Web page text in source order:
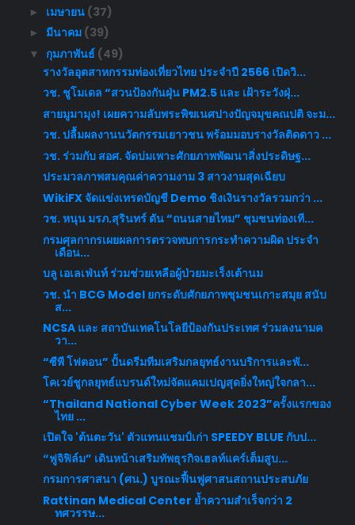
► เมษายน (37)
► มีนาคม (39)
▼ กุมภาพันธ์ (49)
รางวัลอุตสาหกรรมท่องเที่ยวไทย ประจำปี 2566 เปิดวิ...
วช. ชูโมเดล “สวนป้องกันฝุ่น PM2.5 และ เฝ้าระวังฝุ่...
สายมูมามุง! เผยความลับพระพิฆเนศปางปัญจมุขคณปติ จะม...
วช. ปลื้มผลงานนวัตกรรมเยาวชน พร้อมมอบรางวัลติดดาว ...
วช. ร่วมกับ สอศ. จัดบ่มเพาะศักยภาพพัฒนาสิ่งประดิษฐ...
ประมวลภาพสมคุณค่าความงาม 3 สาวงามสุดเฉียบ
WikiFX จัดแข่งเทรดบัญชี Demo ชิงเงินรางวัลรวมกว่า ...
วช. หนุน มรภ.สุรินทร์ ดัน “ถนนสายไหม” ชุมชนท่องเที...
กรมศุลกากรเผยผลการตรวจพบการกระทำความผิด ประจำ
เดือน...
บลู เอเลเฟ่นท์ ร่วมช่วยเหลือผู้ป่วยมะเร็งเต้านม
วช. นำ BCG Model ยกระดับศักยภาพชุมชนเกาะสมุย สนับ
ส...
NCSA และ สถาบันเทคโนโลยีป้องกันประเทศ ร่วมลงนามค
วา...
“ซีพี โฟตอน” ปั้นดรีมทีมเสริมกลยุทธ์งานบริการและพั...
โคเวย์ชูกลยุทธ์แบรนด์ใหม่จัดแคมเปญสุดยิ่งใหญ่ใจกลา...
“Thailand National Cyber Week 2023”ครั้งแรกของ
ไทย ...
เปิดใจ 'ต้นตะวัน' ตัวแทนแชมป์เก่า SPEEDY BLUE กับป...
“ฟูจิฟิล์ม” เดินหน้าเสริมทัพธุรกิจเฮลท์แคร์เต็มสูบ...
กรมการศาสนา (ศน.) บูรณะฟื้นฟูศาสนสถานประสบภัย
Rattinan Medical Center ย้ำความสำเร็จกว่า 2
ทศวรรษ...